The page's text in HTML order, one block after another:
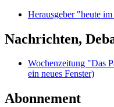
Herausgeber "heute
Nachrichten,
Wochenzeitung "Das
ein neues Fenster)
Abonnement